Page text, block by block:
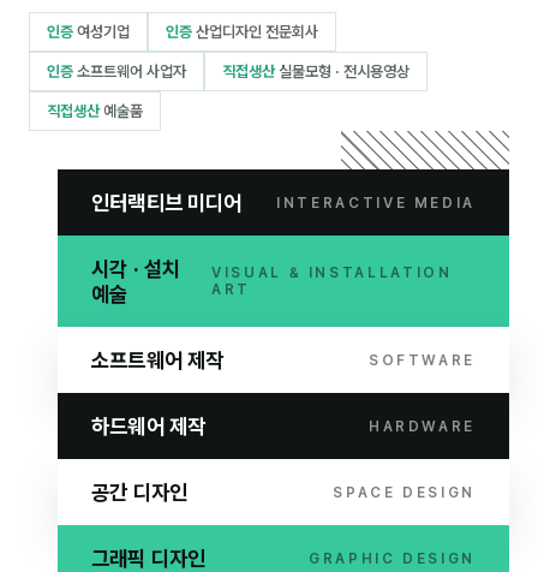
인증 여성기업 인증 산업디자인 전문회사
인증 소프트웨어 사업자 직접생산실물모형 · 전시용영상
직접생산예술품
인터랙티브 미디어 INTERACTIVE MEDIA
시각 · 설치
예술
VISUAL & INSTALLATION
ART
소프트웨어 제작 SOFTWARE
하드웨어 제작 HARDWARE
공간 디자인 SPACE DESIGN
그래픽 디자인 GRAPHIC DESIGN